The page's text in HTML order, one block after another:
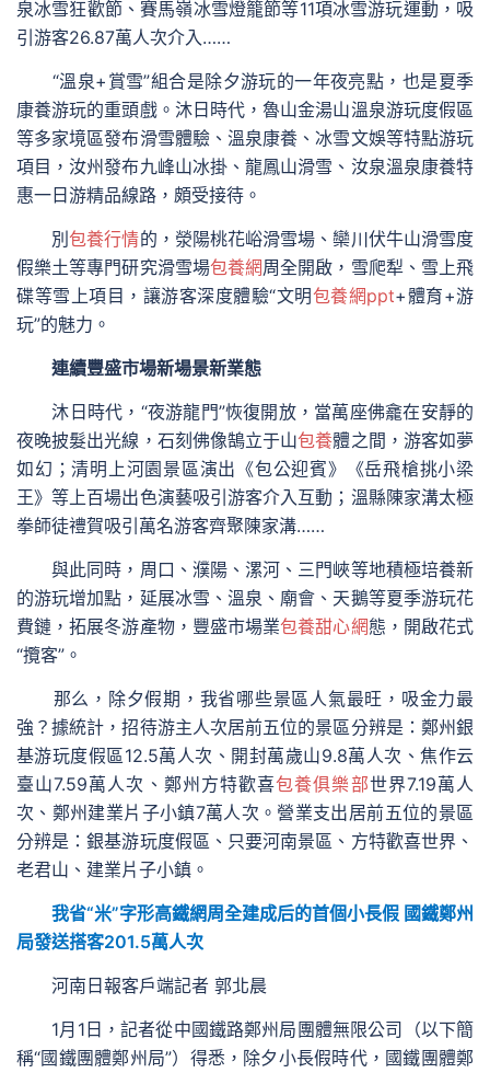
泉冰雪狂歡節、賽馬嶺冰雪燈籠節等11項冰雪游玩運動，吸
引游客26.87萬人次介入……
“溫泉+賞雪”組合是除夕游玩的一年夜亮點，也是夏季
康養游玩的重頭戲。沐日時代，魯山金湯山溫泉游玩度假區
等多家境區發布滑雪體驗、溫泉康養、冰雪文娛等特點游玩
項目，汝州發布九峰山冰掛、龍鳳山滑雪、汝泉溫泉康養特
惠一日游精品線路，頗受接待。
別包養行情的，滎陽桃花峪滑雪場、欒川伏牛山滑雪度
假樂土等專門研究滑雪場包養網周全開啟，雪爬犁、雪上飛
碟等雪上項目，讓游客深度體驗“文明包養網ppt+體育+游
玩”的魅力。
連續豐盛市場新場景新業態
沐日時代，“夜游龍門”恢復開放，當萬座佛龕在安靜的
夜晚披髮出光線，石刻佛像鵠立于山包養體之間，游客如夢
如幻；清明上河園景區演出《包公迎賓》《岳飛槍挑小梁
王》等上百場出色演藝吸引游客介入互動；溫縣陳家溝太極
拳師徒禮賀吸引萬名游客齊聚陳家溝……
與此同時，周口、濮陽、漯河、三門峽等地積極培養新
的游玩增加點，延展冰雪、溫泉、廟會、天鵝等夏季游玩花
費鏈，拓展冬游產物，豐盛市場業包養甜心網態，開啟花式
“攬客”。
那么，除夕假期，我省哪些景區人氣最旺，吸金力最
強？據統計，招待游主人次居前五位的景區分辨是：鄭州銀
基游玩度假區12.5萬人次、開封萬歲山9.8萬人次、焦作云
臺山7.59萬人次、鄭州方特歡喜包養俱樂部世界7.19萬人
次、鄭州建業片子小鎮7萬人次。營業支出居前五位的景區
分辨是：銀基游玩度假區、只要河南景區、方特歡喜世界、
老君山、建業片子小鎮。
我省“米”字形高鐵網周全建成后的首個小長假 國鐵鄭州
局發送搭客201.5萬人次
河南日報客戶端記者 郭北晨
1月1日，記者從中國鐵路鄭州局團體無限公司（以下簡
稱“國鐵團體鄭州局”）得悉，除夕小長假時代，國鐵團體鄭